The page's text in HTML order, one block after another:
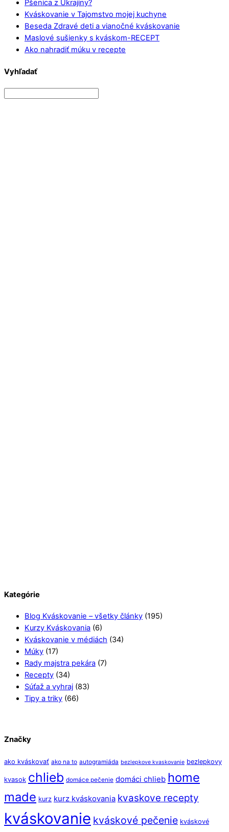
Pšenica z Ukrajiny?
Kváskovanie v Tajomstvo mojej kuchyne
Beseda Zdravé deti a vianočné kváskovanie
Maslové sušienky s kváskom-RECEPT
Ako nahradiť múku v recepte
Vyhľadať
Kategórie
Blog Kváskovanie – všetky články (195)
Kurzy Kváskovania (6)
Kváskovanie v médiách (34)
Múky (17)
Rady majstra pekára (7)
Recepty (34)
Súťaž a vyhraj (83)
Tipy a triky (66)
Značky
ako kváskovať ako na to autogramiáda bezlepkove kvaskovanie bezlepkovy
kvasok chlieb domáce pečenie domáci chlieb home
made kurz kurz kváskovania kvaskove recepty
kváskovanie kváskové pečenie kváskové